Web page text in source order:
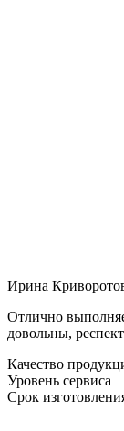
Ирина
Отлично
довольны,
Качество
Уровень сервиса
Срок